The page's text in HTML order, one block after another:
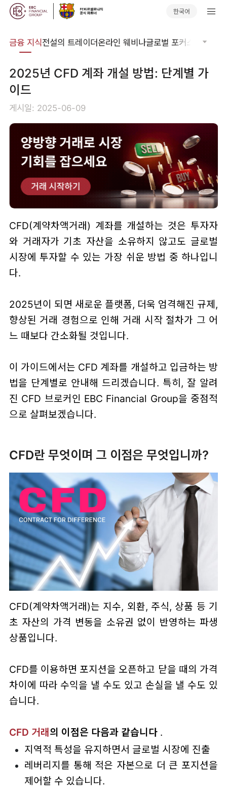
한국어
금융 지식전설의 트레이더온라인 웨비나글로벌 포커스 기술적
2025년 CFD 계좌 개설 방법: 단계별 가
이드
게시일: 2025-06-09
CFD(계약차액거래) 계좌를 개설하는 것은 투자자
와 거래자가 기초 자산을 소유하지 않고도 글로벌
시장에 투자할 수 있는 가장 쉬운 방법 중 하나입니
다.
2025년이 되면 새로운 플랫폼, 더욱 엄격해진 규제,
향상된 거래 경험으로 인해 거래 시작 절차가 그 어
느 때보다 간소화될 것입니다.
이 가이드에서는 CFD 계좌를 개설하고 입금하는 방
법을 단계별로 안내해 드리겠습니다. 특히, 잘 알려
진 CFD 브로커인 EBC Financial Group을 중점적
으로 살펴보겠습니다.
CFD란 무엇이며 그 이점은 무엇입니까?
CFD(계약차액거래)는 지수, 외환, 주식, 상품 등 기
초 자산의 가격 변동을 소유권 없이 반영하는 파생
상품입니다.
CFD를 이용하면 포지션을 오픈하고 닫을 때의 가격
차이에 따라 수익을 낼 수도 있고 손실을 낼 수도 있
습니다.
CFD 거래의 이점은 다음과 같습니다.
지역적 특성을 유지하면서 글로벌 시장에 진출
레버리지를 통해 적은 자본으로 더 큰 포지션을
제어할 수 있습니다.